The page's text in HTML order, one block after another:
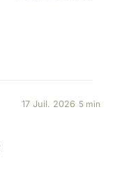
17 Juil. 2026 5 min